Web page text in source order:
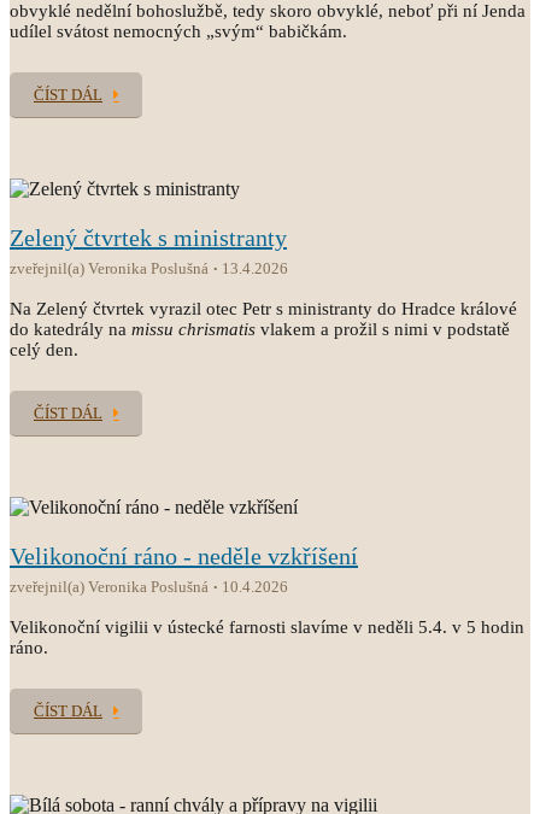
obvyklé nedělní bohoslužbě, tedy skoro obvyklé, neboť při ní Jenda
udílel svátost nemocných „svým“ babičkám.
ČÍST DÁL
Zelený čtvrtek s ministranty
zveřejnil(a) Veronika Poslušná 13.4.2026
Na Zelený čtvrtek vyrazil otec Petr s ministranty do Hradce králové
do katedrály na missu chrismatis vlakem a prožil s nimi v podstatě
celý den.
ČÍST DÁL
Velikonoční ráno - neděle vzkříšení
zveřejnil(a) Veronika Poslušná 10.4.2026
Velikonoční vigilii v ústecké farnosti slavíme v neděli 5.4. v 5 hodin
ráno.
ČÍST DÁL